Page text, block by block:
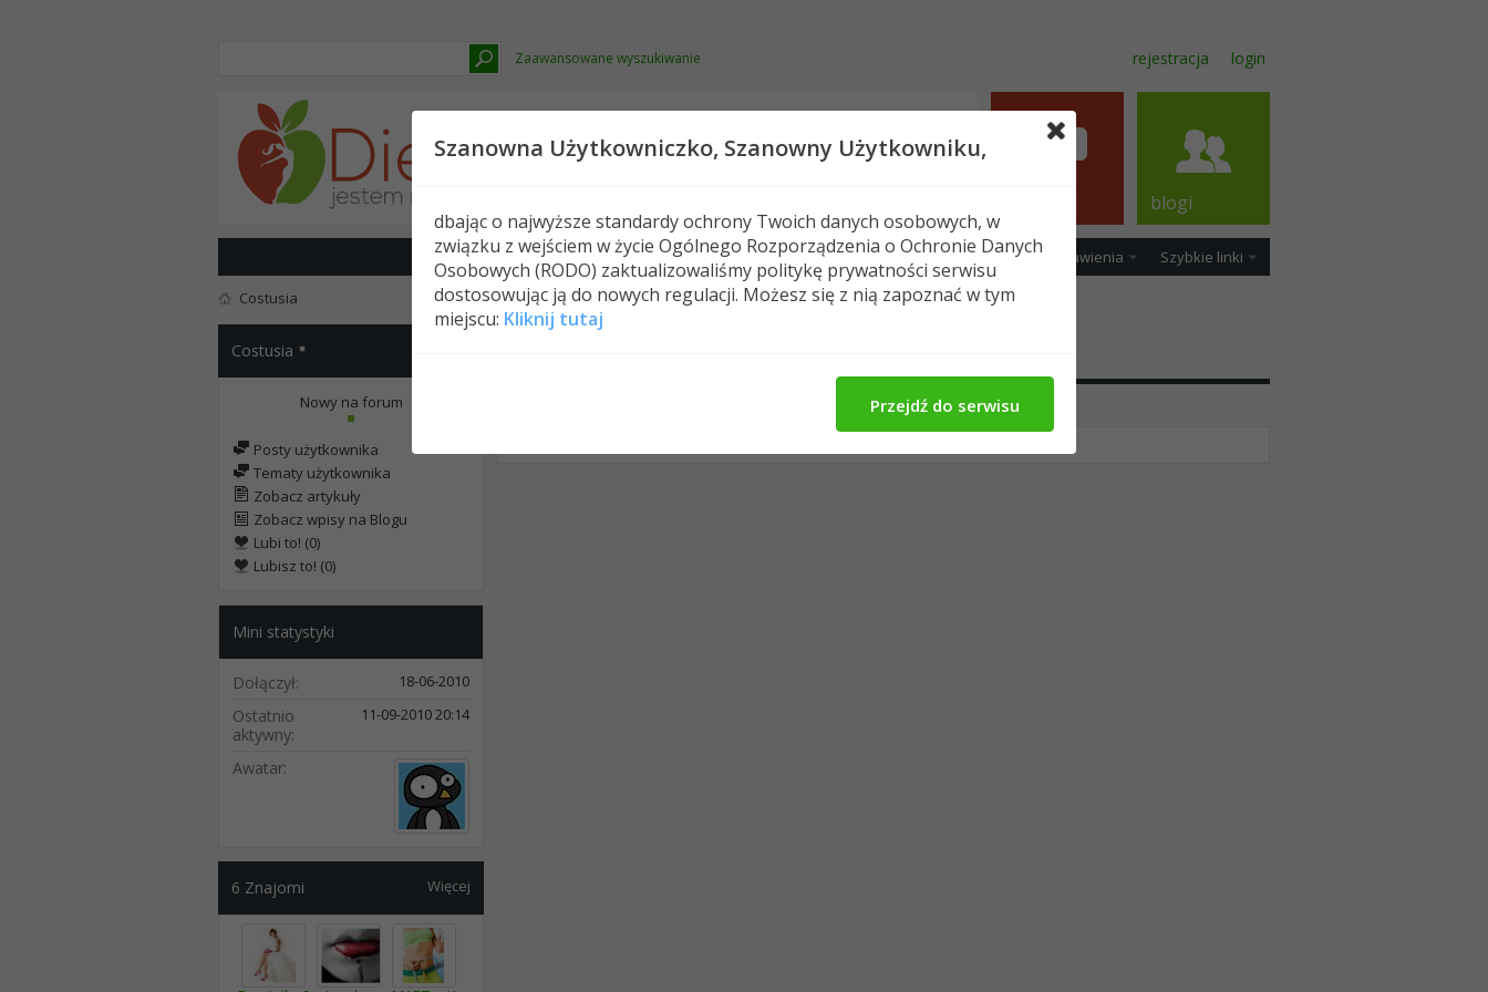
Zaawansowane wyszukiwanie rejestracja login
Nowe posty FAQ Kalendarz Spełeczność Ustawienia Szybkie linki
blogi
Costusia
Costusia
Nowy na forum
Posty użytkownika
Tematy użytkownika
Zobacz artykuły
Zobacz wpisy na Blogu
Lubi to! (0)
Lubisz to! (0)
Mini statystyki
Dołączył 18-06-2010
Ostatnio
aktywny
11-09-201020:14
Awatar
Więcej
6 Znajomi
Szanowna Użytkowniczko, Szanowny Użytkowniku,
dbając o najwyższe standardy ochrony Twoich danych osobowych, w
związku z wejściem w życie Ogólnego Rozporządzenia o Ochronie Danych
Osobowych (RODO) zaktualizowaliśmy politykę prywatności serwisu
dostosowując ją do nowych regulacji. Możesz się z nią zapoznać w tym
miejscu: Kliknij tutaj
Przejdź do serwisu